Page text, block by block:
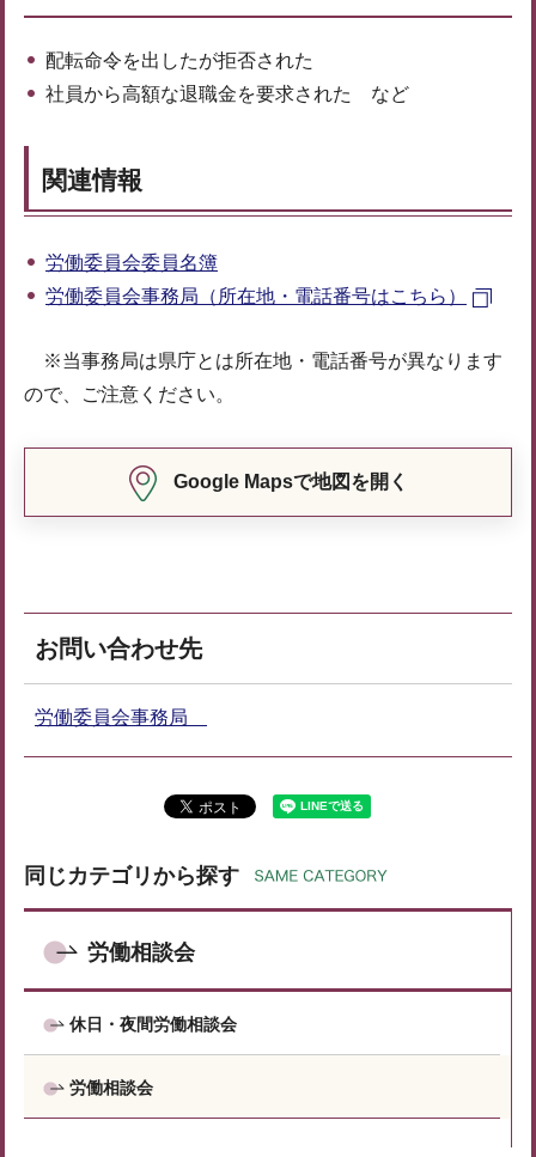
配転命令を出したが拒否された
社員から高額な退職金を要求された など
関連情報
労働委員会委員名簿
労働委員会事務局（所在地・電話番号はこちら）
※当事務局は県庁とは所在地・電話番号が異なります
ので、ご注意ください。
Google Mapsで地図を開く
お問い合わせ先
労働委員会事務局
同じカテゴリから探す
労働相談会
休日・夜間労働相談会
労働相談会